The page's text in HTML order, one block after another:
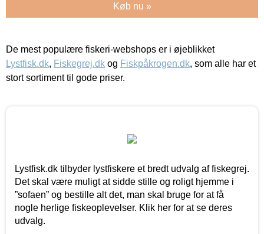
Køb nu »
De mest populære fiskeri-webshops er i øjeblikket
Lystfisk.dk, Fiskegrej.dk og Fiskpåkrogen.dk, som alle har et
stort sortiment til gode priser.
Lystfisk.dk tilbyder lystfiskere et bredt udvalg af fiskegrej.
Det skal være muligt at sidde stille og roligt hjemme i
”sofaen” og bestille alt det, man skal bruge for at få
nogle herlige fiskeoplevelser. Klik her for at se deres
udvalg.